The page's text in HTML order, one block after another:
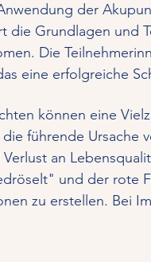
der
die Grundlagen und
Die
eine erfolgreiche
können eine
führende Ursache
an
und der rote
zu erstellen. Bei